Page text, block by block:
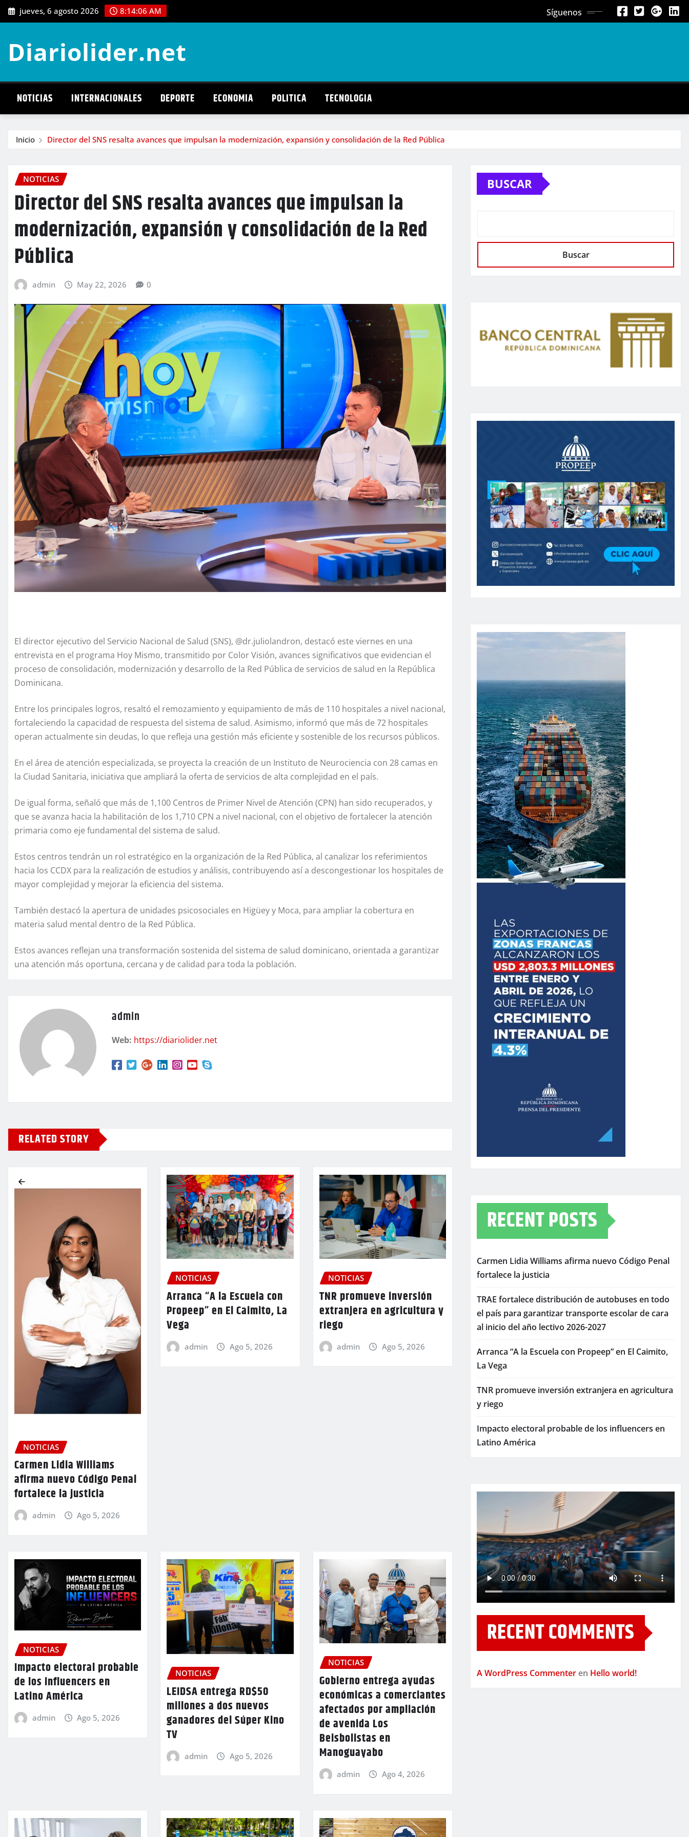
Saltar
al
jueves, 6 agosto 2026 8:14:07 AM Síguenos
Diariolider.net
NOTICIAS INTERNACIONALES DEPORTE ECONOMIA POLITICA TECNOLOGIA
Inicio Director del SNS resalta avances que impulsan la modernización, expansión y consolidación de la Red Pública
NOTICIAS
Director del SNS resalta avances que impulsan la
modernización, expansión y consolidación de la Red
Pública
admin May 22, 2026 0
El director ejecutivo del Servicio Nacional de Salud (SNS), @dr.juliolandron, destacó este viernes en una
entrevista en el programa Hoy Mismo, transmitido por Color Visión, avances significativos que evidencian el
proceso de consolidación, modernización y desarrollo de la Red Pública de servicios de salud en la República
Dominicana.
Entre los principales logros, resaltó el remozamiento y equipamiento de más de 110 hospitales a nivel nacional,
fortaleciendo la capacidad de respuesta del sistema de salud. Asimismo, informó que más de 72 hospitales
operan actualmente sin deudas, lo que refleja una gestión más eficiente y sostenible de los recursos públicos.
En el área de atención especializada, se proyecta la creación de un Instituto de Neurociencia con 28 camas en
la Ciudad Sanitaria, iniciativa que ampliará la oferta de servicios de alta complejidad en el país.
De igual forma, señaló que más de 1,100 Centros de Primer Nivel de Atención (CPN) han sido recuperados, y
que se avanza hacia la habilitación de los 1,710 CPN a nivel nacional, con el objetivo de fortalecer la atención
primaria como eje fundamental del sistema de salud.
Estos centros tendrán un rol estratégico en la organización de la Red Pública, al canalizar los referimientos
hacia los CCDX para la realización de estudios y análisis, contribuyendo así a descongestionar los hospitales de
mayor complejidad y mejorar la eficiencia del sistema.
También destacó la apertura de unidades psicosociales en Higüey y Moca, para ampliar la cobertura en
materia salud mental dentro de la Red Pública.
Estos avances reflejan una transformación sostenida del sistema de salud dominicano, orientada a garantizar
una atención más oportuna, cercana y de calidad para toda la población.
admin
Web: https://diariolider.net
RELATED STORY
NOTICIAS
Carmen Lidia Williams
afirma nuevo Código Penal
fortalece la justicia
admin Ago 5, 2026
NOTICIAS
Arranca “A la Escuela con
Propeep” en El Caimito, La
Vega
admin Ago 5, 2026
NOTICIAS
TNR promueve inversión
extranjera en agricultura y
riego
admin Ago 5, 2026
NOTICIAS
Impacto electoral probable
de los influencers en
Latino América
admin Ago 5, 2026
NOTICIAS
LEIDSA entrega RD$50
millones a dos nuevos
ganadores del Súper Kino
TV
admin Ago 5, 2026
NOTICIAS
Gobierno entrega ayudas
económicas a comerciantes
afectados por ampliación
de avenida Los
Beisbolistas en
Manoguayabo
admin Ago 4, 2026
BUSCAR
Buscar
RECENT POSTS
Carmen Lidia Williams afirma nuevo Código Penal
fortalece la justicia
TRAE fortalece distribución de autobuses en todo
el país para garantizar transporte escolar de cara
al inicio del año lectivo 2026-2027
Arranca “A la Escuela con Propeep” en El Caimito,
La Vega
TNR promueve inversión extranjera en agricultura
y riego
Impacto electoral probable de los influencers en
Latino América
RECENT COMMENTS
A WordPress Commenter en Hello world!